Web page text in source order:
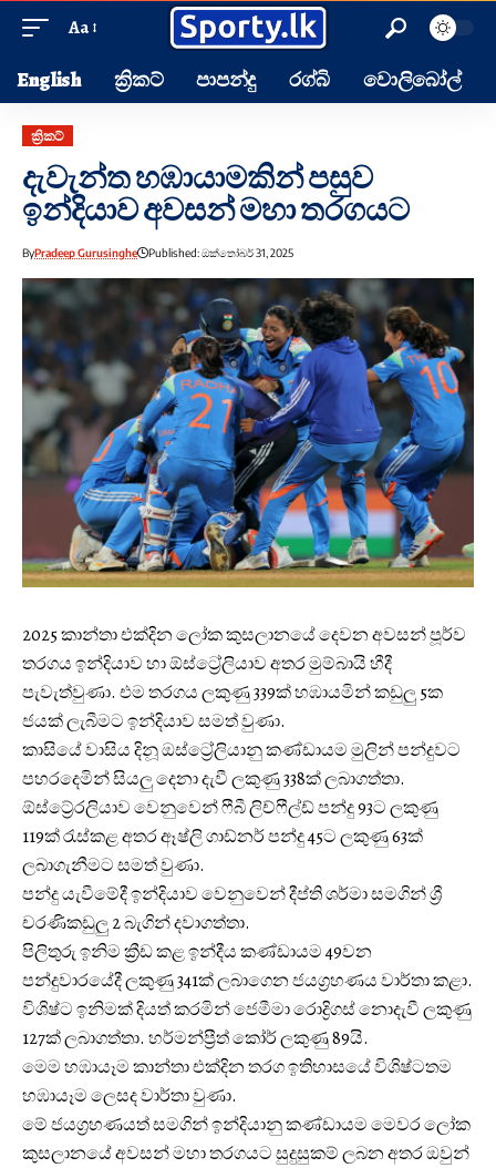
Aa
English ක්‍රිකට් පාපන්දු රග්බි වොලිබෝල්
ක්‍රිකට්
දැවැන්ත හඹායාමකින් පසුව
ඉන්දියාව අවසන් මහා තරගයට
ByPradeep Gurusinghe Published: ඔක්තෝබර් 31, 2025
2025 කාන්තා එක්දින ලෝක කුසලානයේ දෙවන අවසන් පූර්ව
තරගය ඉන්දියාව හා ඕස්ට්‍රේලියාව අතර මුම්බායි හීදී
පැවැත්වුණා. එම තරගය ලකුණු 339ක් හඹායමින් කඩුලු 5ක
ජයක් ලැබීමට ඉන්දියාව සමත් වුණා.
කාසියේ වාසිය දිනූ ඔස්ට්‍රේලියානු කණ්ඩායම මුලින් පන්දුවට
පහරදෙමින් සියලු දෙනා දැවී ලකුණු 338ක් ලබාගත්තා.
ඕස්ට්‍ර්‍රෙලියාව වෙනුවෙන් ෆීබී ලිච්ෆීල්ඩ් පන්දු 93ට ලකුණු
119ක් රැස්කළ අතර ඈෂ්ලි ගාඩ්නර් පන්දු 45ට ලකුණු 63ක්
ලබාගැනීමට සමත් වුණා.
පන්දු යැවීමේදී ඉන්දියාව වෙනුවෙන් දීප්ති ශර්මා සමගින් ශ්‍රී
චරණිකඩුලු 2 බැගින් දවාගත්තා.
පිලිතුරු ඉනිම ක්‍රීඩ කළ ඉන්දීය කණ්ඩායම 49වන
පන්දුවාරයේදී ලකුණු 341ක් ලබාගෙන ජයග්‍රහණය වාර්තා කළා.
විශිෂ්ට ඉනිමක් දියත් කරමින් ජෙමීමා රොද්‍රිගස් නොදැවී ලකුණු
127ක් ලබාගත්තා. හර්මන්ප්‍රීත් කෝර් ලකුණු 89යි.
මෙම හඹායෑම කාන්තා එක්දින තරග ඉතිහාසයේ විශිෂ්ටතම
හඹායෑම ලෙසද වාර්තා වුණා.
මේ ජයග්‍රහණයත් සමගින් ඉන්දියානු කණ්ඩායම මෙවර ලෝක
කුසලානයේ අවසන් මහා තරගයට සුදුසුකම් ලබන අතර ඔවුන්